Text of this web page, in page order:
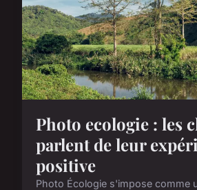
Photo ecologie : les
parlent de leur
positive
Photo Écologie s'impose comme